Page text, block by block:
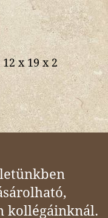
12 x 19 x 2
kollégáinknál.